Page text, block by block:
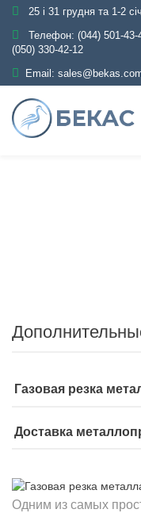
25 і 31 грудня та 1-2
Телефон: (044) 501-43-
(050) 330-42-12
Email:
Газовая резка
Доставка
Одним из самых